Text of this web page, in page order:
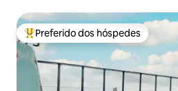
Entre os melhores preferidos dos
Preferido dos hóspedes